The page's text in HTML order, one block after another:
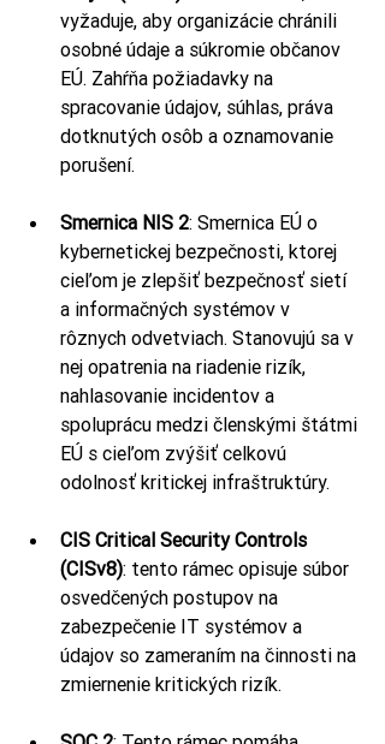
vyžaduje, aby organizácie chránili
osobné údaje a súkromie občanov
EÚ. Zahŕňa požiadavky na
spracovanie údajov, súhlas, práva
dotknutých osôb a oznamovanie
porušení.
Smernica NIS 2: Smernica EÚ o
kybernetickej bezpečnosti, ktorej
cieľom je zlepšiť bezpečnosť sietí
a informačných systémov v
rôznych odvetviach. Stanovujú sa v
nej opatrenia na riadenie rizík,
nahlasovanie incidentov a
spoluprácu medzi členskými štátmi
EÚ s cieľom zvýšiť celkovú
odolnosť kritickej infraštruktúry.
CIS Critical Security Controls
(CISv8): tento rámec opisuje súbor
osvedčených postupov na
zabezpečenie IT systémov a
údajov so zameraním na činnosti na
zmiernenie kritických rizík.